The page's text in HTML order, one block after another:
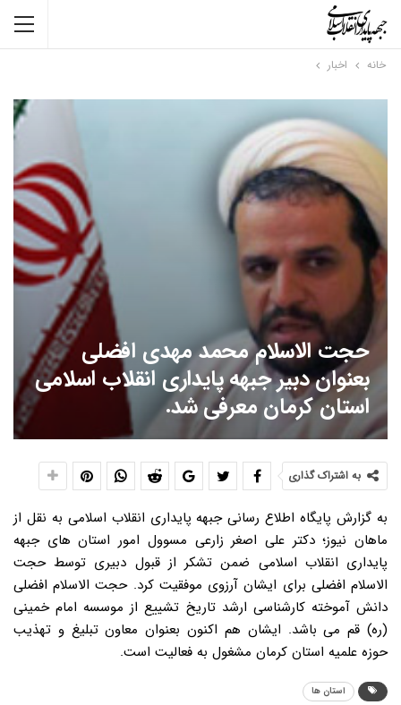
خانه اخبار
حجت الاسلام محمد مهدی افضلی
بعنوان دبیر جبهه پایداری انقلاب اسلامی
استان کرمان معرفی شد.
به اشتراک گذاری
به گزارش پایگاه اطلاع رسانی جبهه پایداری انقلاب اسلامی به نقل از
ماهان نیوز؛ دکتر علی اصغر زارعی مسوول امور استان های جبهه
پایداری انقلاب اسلامی ضمن تشکر از قبول دبیری توسط حجت
الاسلام افضلی برای ایشان آرزوی موفقیت کرد. حجت الاسلام افضلی
دانش آموخته کارشناسی ارشد تاریخ تشییع از موسسه امام خمینی
(ره) قم می باشد. ایشان هم اکنون بعنوان معاون تبلیغ و تهذیب
حوزه علمیه استان کرمان مشغول به فعالیت است.
استان ها